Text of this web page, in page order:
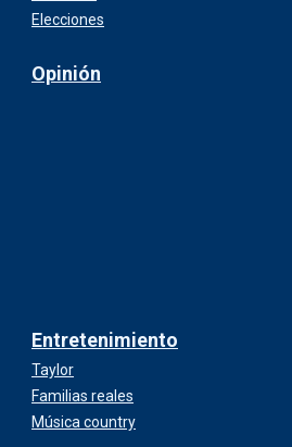
Elecciones
Opinión
Entretenimiento
Taylor
Familias reales
Música country